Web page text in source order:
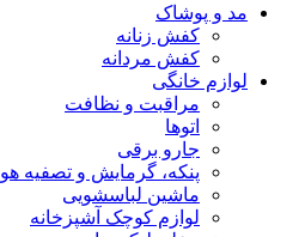
مد و پوشاک
کفش زنانه
کفش مردانه
لوازم خانگی
مراقبت و نظافت
اتوها
جارو برقی
پنکه، گرمایش و تصفیه هوا
ماشین لباسشویی
لوازم کوچک آشپزخانه